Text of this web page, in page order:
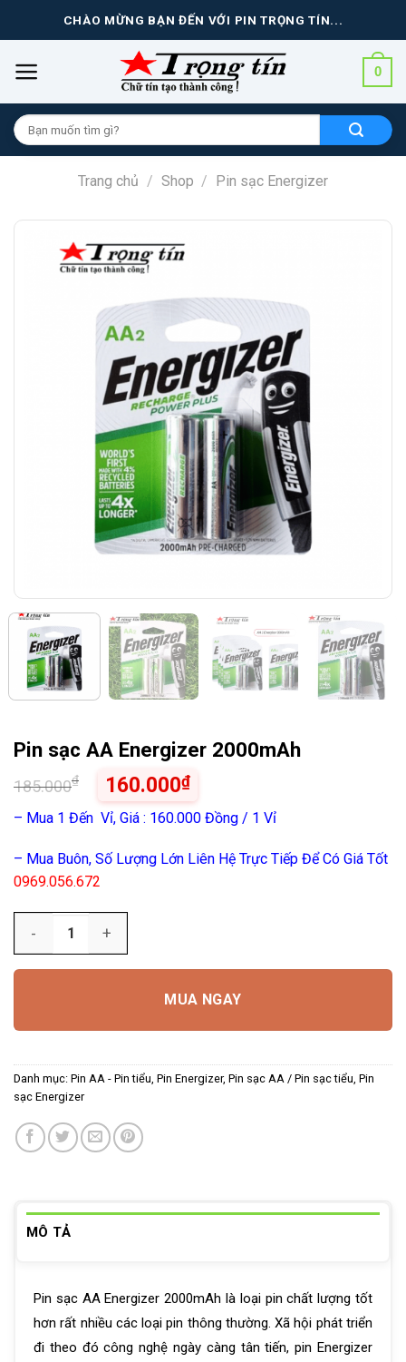
CHÀO MỪNG BẠN ĐẾN VỚI PIN TRỌNG TÍN...
0
Tìm
kiếm
cho:
Trang chủ / Shop / Pin sạc Energizer
Pin sạc AA Energizer 2000mAh
185.000₫ 160.000₫
– Mua 1 Đến Vỉ, Giá : 160.000 Đồng / 1 Vỉ
– Mua Buôn, Số Lượng Lớn Liên Hệ Trực Tiếp Để Có Giá Tốt
0969.056.672
MUA NGAY
Danh mục: Pin AA - Pin tiểu Pin Energizer, Pin sạc AA / Pin sạc tiểu Pin
sạc Energizer
MÔ TẢ
Pin sạc AA Energizer 2000mAh là loại pin chất lượng tốt
hơn rất nhiều các loại pin thông thường. Xã hội phát triển
đi theo đó công nghệ ngày càng tân tiến, pin Energizer